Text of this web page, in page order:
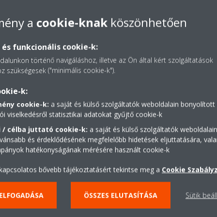
F_4PHU370474-1G_2017_06_General
T,RXYSQ-T8V,RXYSQ-T8Y,RXYSQ-T7Y1B9,SB.RKXYQ-
BY1,RZAG-MV1,RZAG-MY1,FCAHG-F_4PHU370474-
1D_General safety precautions_Hungarian
a cookie-knak köszönhetően
és funkcionális cookie-k:
történő navigáláshoz, illetve az Ön által kért szolgáltatások
szükségesek ("minimális cookie-k").
k:
cookie-k: a saját és külső szolgáltatók weboldalain
viselkedésről statisztikai adatokat gyűjtő cookie-k
/ célba juttató cookie-k: a saját és külső szolgáltatók
és érdeklődésének megfelelőbb hidetések eljuttatására,
hatékonyságának mérésére használt cookie-k
bővebb tájékoztatásért tekintse meg a Cookie
ÖSSZES ELUTASÍTÁSA Sütik